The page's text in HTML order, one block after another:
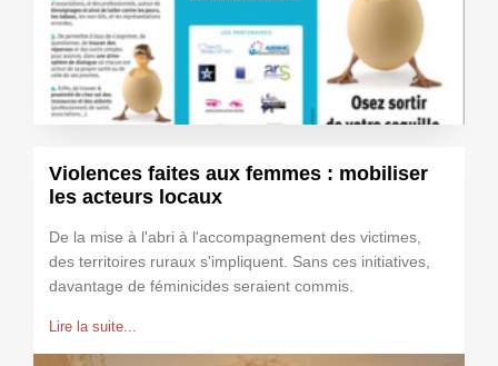
Violences faites aux femmes : mobiliser
les acteurs locaux
De la mise à l'abri à l'accompagnement des victimes,
des territoires ruraux s'impliquent. Sans ces initiatives,
davantage de féminicides seraient commis.
Lire la suite...